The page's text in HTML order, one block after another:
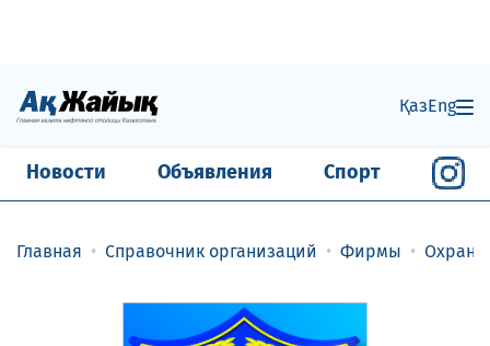
ҚазEng
Новости Объявления Спорт
Главная Справочник организаций Фирмы